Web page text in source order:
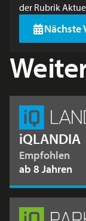
der Rubrik
Nächste
iQLANDIA
Empfohlen
ab 8 Jahren